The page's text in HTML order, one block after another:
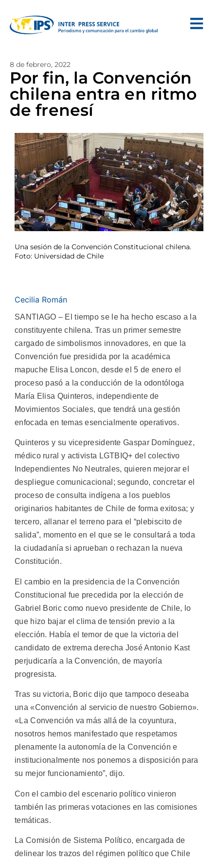
8 de febrero, 2022
Por fin, la Convención
chilena entra en ritmo
de frenesí
Una sesión de la Convención Constitucional chilena.
Foto: Universidad de Chile
Cecilia Román
SANTIAGO – El tiempo se le ha hecho escaso a la
constituyente chilena. Tras un primer semestre
cargado de simbolismos innovadores, en que la
Convención fue presidida por la académica
mapuche Elisa Loncon, desde el 5 de enero el
proceso pasó a la conducción de la odontóloga
María Elisa Quinteros, independiente de
Movimientos Sociales, que tendrá una gestión
enfocada en temas esencialmente operativos.
Quinteros y su vicepresidente Gaspar Domínguez,
médico rural y activista LGTBIQ+ del colectivo
Independientes No Neutrales, quieren mejorar el
despliegue comunicacional; segundo, concretar el
proceso de consulta indígena a los pueblos
originarios habitantes de Chile de forma exitosa; y
tercero, allanar el terreno para el “plebiscito de
salida”, momento en el que se le consultará a toda
la ciudadanía si aprueban o rechazan la nueva
Constitución.
El cambio en la presidencia de la Convención
Constitucional fue precedida por la elección de
Gabriel Boric como nuevo presidente de Chile, lo
que hizo bajar el clima de tensión previo a la
elección. Había el temor de que la victoria del
candidato de extrema derecha José Antonio Kast
perjudicaría a la Convención, de mayoría
progresista.
Tras su victoria, Boric dijo que tampoco deseaba
una «Convención al servicio de nuestro Gobierno».
«La Convención va más allá de la coyuntura,
nosotros hemos manifestado que respetamos
plenamente la autonomía de la Convención e
institucionalmente nos ponemos a disposición para
su mejor funcionamiento”, dijo.
Con el cambio del escenario político vinieron
también las primeras votaciones en las comisiones
temáticas.
La Comisión de Sistema Político, encargada de
delinear los trazos del régimen político que Chile